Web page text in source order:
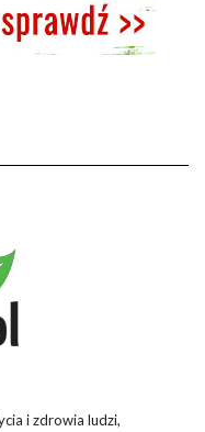
i zdrowia ludzi,